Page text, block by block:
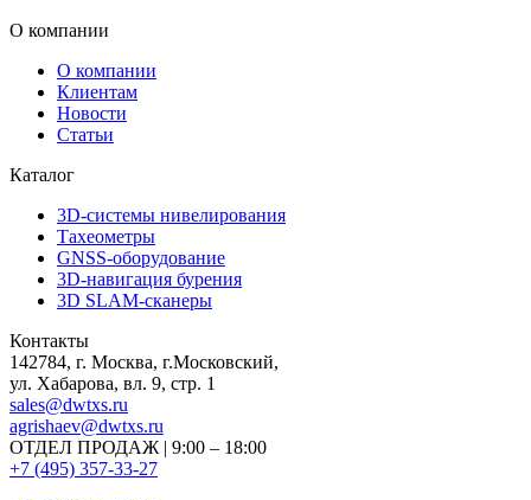
О компании
О компании
Клиентам
Новости
Статьи
Каталог
3D-системы нивелирования
Тахеометры
GNSS-оборудование
3D-навигация бурения
3D SLAM-сканеры
Контакты
142784, г. Москва, г.Московский,
ул. Хабарова, вл. 9, стр. 1
sales@dwtxs.ru
agrishaev@dwtxs.ru
ОТДЕЛ ПРОДАЖ | 9:00 – 18:00
+7 (495) 357-33-27